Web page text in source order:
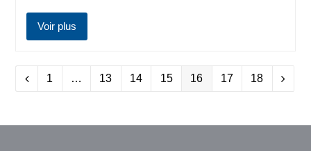
Voir plus
Précédent
Page
1 … Page
13 Page
14 Page
15 Page
16 Page
17 Page
18